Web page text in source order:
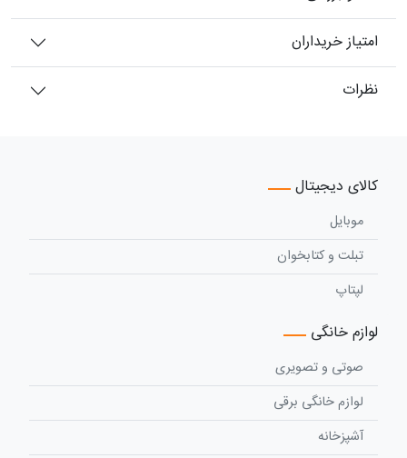
امتیاز خریداران
نظرات
کالای دیجیتال
موبایل
تبلت و کتابخوان
لپتاپ
لوازم خانگی
صوتی و تصویری
لوازم خانگی برقی
آشپزخانه